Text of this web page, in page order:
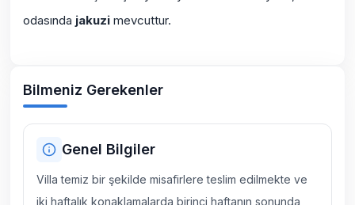
odasında jakuzi mevcuttur.
Bilmeniz Gerekenler
Genel Bilgiler
Villa temiz bir şekilde misafirlere teslim edilmekte ve
iki haftalık konaklamalarda birinci haftanın sonunda